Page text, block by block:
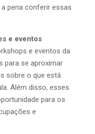
pena conferir essas
e eventos
e eventos da
para se aproximar
sobre o que está
Além disso, esses
para os
e